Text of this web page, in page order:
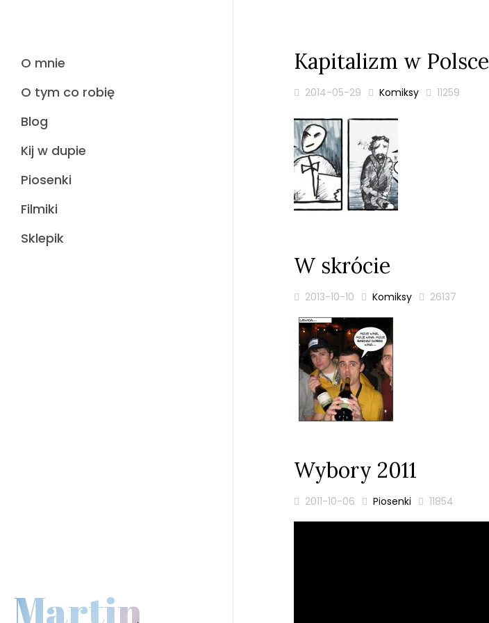
O mnie
O tym co robię
Blog
Kij w dupie
Piosenki
Filmiki
Sklepik
Martin
Kapitalizm w Polsce
2014-05-29 Komiksy 11259
W skrócie
2013-10-10 Komiksy 26137
Wybory 2011
2011-10-06 Piosenki 11854